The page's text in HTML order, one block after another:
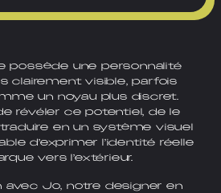
possède une personnalité
clairement visible, parfois
un noyau plus discret.
révéler ce potentiel, de le
en un système visuel
d’exprimer l’identité réelle
vers l’extérieur.
avec Jo, notre designer en